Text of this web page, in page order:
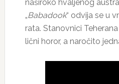
naširoko hvaljenog
„Babadook“ odvija se u
rata. Stanovnici
lični horor, a naročito